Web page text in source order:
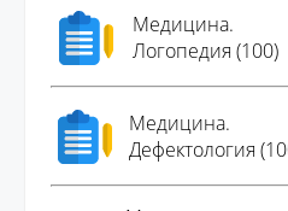
Медицина.
Логопедия (100)
Медицина.
Дефектология